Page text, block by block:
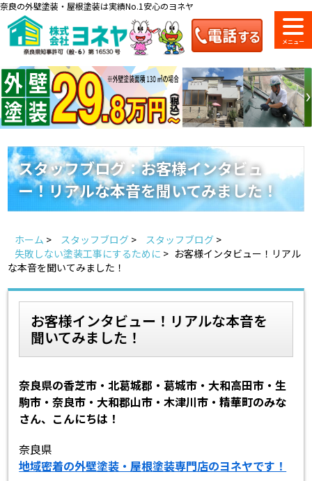
奈良の外壁塗装・屋根塗装は実績No.1安心のヨネヤ
料金一覧 会社案内 ショールーム
のご紹介
来店予約 お問い合わせ
お見積り お電話
地域の事例がいっぱい
ヨネヤの施工実績
スタッフ紹介
よくあるご質問 屋根リフォームについて
雨漏りについて
ヨネヤがお客様から選ばれる10の
理由
スタッフブログ：お客様インタビュ
ー！リアルな本音を聞いてみました！
ホーム > スタッフブログ > スタッフブログ >
失敗しない塗装工事にするために > お客様インタビュー！リアル
な本音を聞いてみました！
お客様インタビュー！リアルな本音を
聞いてみました！
奈良県の香芝市・北葛城郡・葛城市・大和高田市・生
駒市・奈良市・大和郡山市・木津川市・精華町のみな
さん、こんにちは！
奈良県
地域密着の外壁塗装・屋根塗装専門店のヨネヤです！